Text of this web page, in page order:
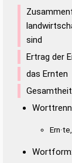
sind
Ertrag der
das Ernten
Ern·te,
Wortform: